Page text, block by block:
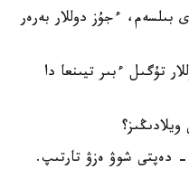
ءجۇز دوللار بەرەر
تۇگىل ءبىر تيىنعا دا
- دەپتى شوۋ ەزۋ تارتىپ.